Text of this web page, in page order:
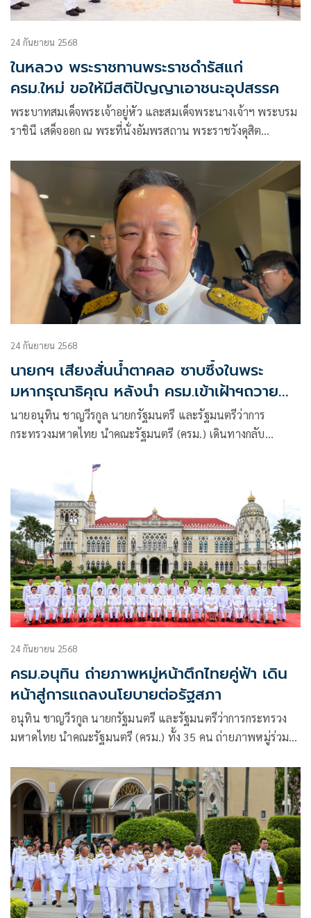
24 กันยายน 2568
ในหลวง พระราชทานพระราชดำรัสแก่
ครม.ใหม่ ขอให้มีสติปัญญาเอาชนะอุปสรรค
พระบาทสมเด็จพระเจ้าอยู่หัว และสมเด็จพระนางเจ้าฯ พระบรม
ราชินี เสด็จออก ณ พระที่นั่งอัมพรสถาน พระราชวังดุสิต
นายกรัฐมนตรี นำคณะรัฐมนตรี ซึ่งทรงพระกรุณาโปรดเกล้าฯ
แต่งตั้ง จำนวน 35 คน เมื่อวันที่ 19 กันยายน พ.ศ.2568 เฝ้าทูล
ละอองธุลีพระบาทถวายสัตย์ปฏิญาณก่อนเข้ารับหน้าที่
24 กันยายน 2568
นายกฯ เสียงสั่นน้ำตาคลอ ซาบซึ้งในพระ
มหากรุณาธิคุณ หลังนำ ครม.เข้าเฝ้าฯถวาย
สัตย์
นายอนุทิน ชาญวีรกูล นายกรัฐมนตรี และรัฐมนตรีว่าการ
กระทรวงมหาดไทย นำคณะรัฐมนตรี (ครม.) เดินทางกลับ
คณะรัฐมนตรี (ครม.) นัดพิเศษ ที่ตึกบัญชาการ 1
24 กันยายน 2568
ครม.อนุทิน ถ่ายภาพหมู่หน้าตึกไทยคู่ฟ้า เดิน
หน้าสู่การแถลงนโยบายต่อรัฐสภา
อนุทิน ชาญวีรกูล นายกรัฐมนตรี และรัฐมนตรีว่าการกระทรวง
มหาดไทย นำคณะรัฐมนตรี (ครม.) ทั้ง 35 คน ถ่ายภาพหมู่ร่วม
รัฐบาล